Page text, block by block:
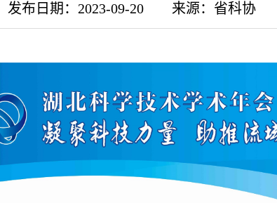
发布日期：2023-09-20 来源：省科协